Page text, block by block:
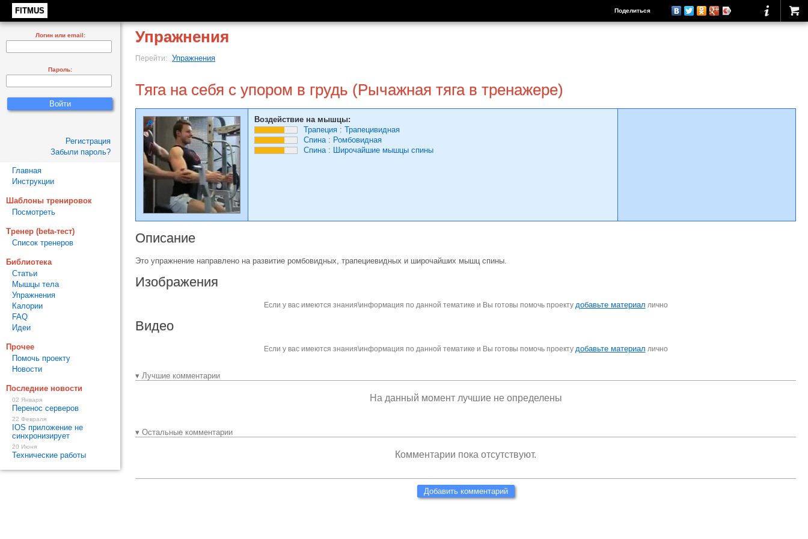
FITMUS Поделиться
Упражнения
Перейти: Упражнения
Тяга на себя с упором в грудь (Рычажная тяга в тренажере)
Воздействие на мышцы:
Трапеция : Трапецивидная
Спина: Ромбовидная
Спина: Широчайшие мышцы спины
Описание
Это упражнение направлено на развитие ромбовидных, трапециевидных и широчайших мышц спины.
Изображения
Если у вас имеются знания\информация по данной тематике и Вы готовы помочь проекту добавьте материал лично
Видео
Если у вас имеются знания\информация по данной тематике и Вы готовы помочь проекту добавьте материал лично
▾ Лучшие комментарии
На данный момент лучшие не определены
▾ Остальные комментарии
Комментарии пока отсутствуют.
Добавить комментарий
Логин или email:
Пароль:
Регистрация
Забыли пароль?
Главная
Инструкции
Шаблоны тренировок
Посмотреть
Тренер (beta-тест)
Список тренеров
Библиотека
Статьи
Мышцы тела
Упражнения
Калории
FAQ
Идеи
Прочее
Помочь проекту
Новости
Последние новости
02 Января
Перенос серверов
22 Февраля
IOS приложение не
синхронизирует
20 Июня
Технические работы